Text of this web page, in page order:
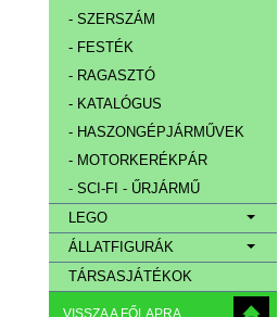
- SZERSZÁM
- FESTÉK
- RAGASZTÓ
- KATALÓGUS
- HASZONGÉPJÁRMŰVEK
- MOTORKERÉKPÁR
- SCI-FI - ŰRJÁRMŰ
LEGO
ÁLLATFIGURÁK
TÁRSASJÁTÉKOK
VISSZA A FŐLAPRA